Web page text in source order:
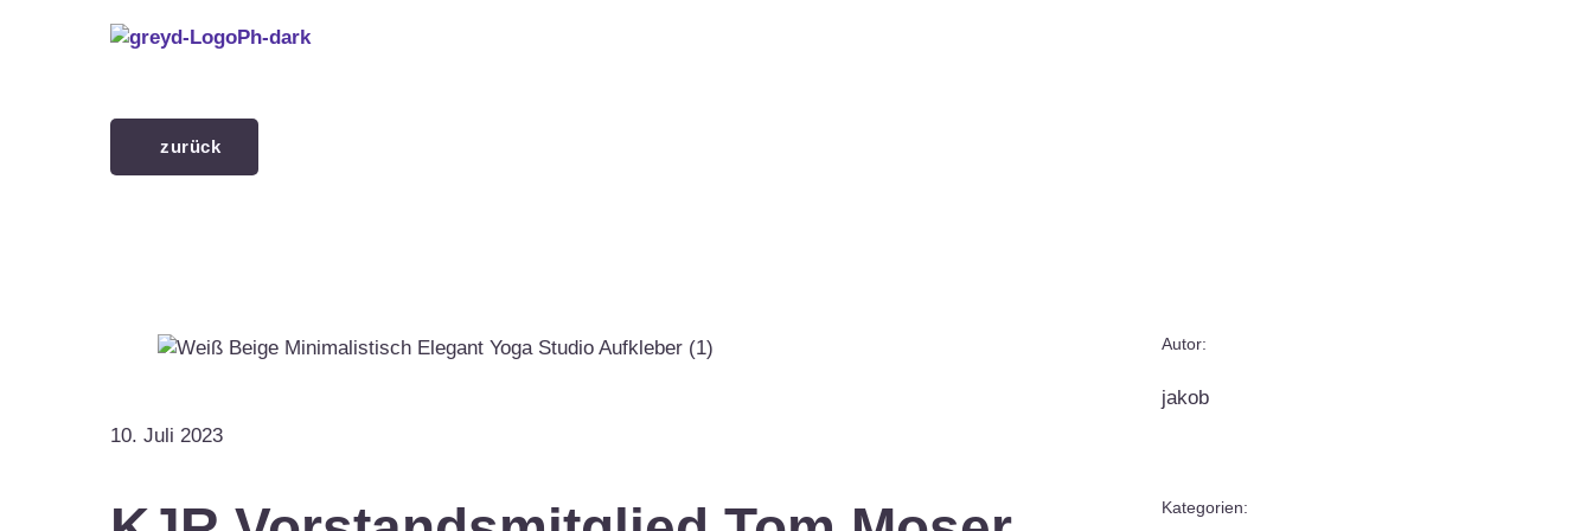
zurück
10. Juli 2023
Autor:
jakob
Kategorien: